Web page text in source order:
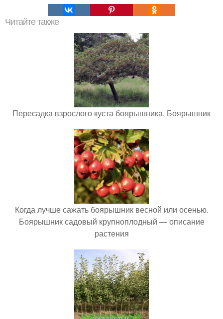
Читайте также
Пересадка взрослого куста боярышника. Боярышник
Когда лучше сажать боярышник весной или осенью.
Боярышник садовый крупноплодный — описание
растения